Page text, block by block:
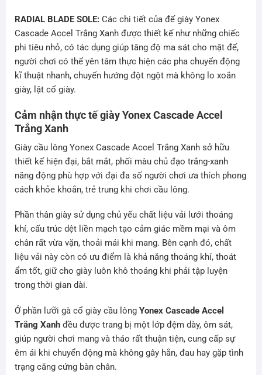
RADIAL BLADE SOLE:Các chi tiết của đế giày Yonex
Cascade Accel Trắng Xanh được thiết kế như những chiếc
phi tiêu nhỏ, có tác dụng giúp tăng độ ma sát cho mặt đế,
người chơi có thể yên tâm thực hiện các pha chuyển động
kĩ thuật nhanh, chuyển hướng đột ngột mà không lo xoắn
giày, lật cổ giày.
Cảm nhận thực tế giày Yonex Cascade Accel
Trắng Xanh
Giày cầu lông Yonex Cascade Accel Trắng Xanh sở hữu
thiết kế hiện đại, bắt mắt, phối màu chủ đạo trắng-xanh
năng động phù hợp với đại đa số người chơi ưa thích phong
cách khỏe khoắn, trẻ trung khi chơi cầu lông.
Phần thân giày sử dụng chủ yếu chất liệu vải lưới thoáng
khí, cấu trúc dệt liền mạch tạo cảm giác mềm mại và ôm
chân rất vừa vặn, thoải mái khi mang. Bên cạnh đó, chất
liệu vải này còn có ưu điểm là khả năng thoáng khí, thoát
ẩm tốt, giữ cho giày luôn khô thoáng khi phải tập luyện
trong thời gian dài.
Ở phần lưỡi gà cổ giày cầu lôngYonex Cascade Accel
Trắng Xanhđều được trang bị một lớp đệm dày, ôm sát,
giúp người chơi mang và tháo rất thuận tiện, cung cấp sự
êm ái khi chuyển động mà không gây hằn, đau hay gặp tình
trạng căng cứng bàn chân.